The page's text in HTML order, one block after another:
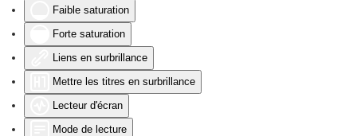
Faible saturation
Forte saturation
Liens en surbrillance
Mettre les titres en surbrillance
Lecteur d'écran
Mode de lecture